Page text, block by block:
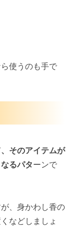
使うのも手で
そのアイテムが
るパターンで
、身かわし香の
などしましょ